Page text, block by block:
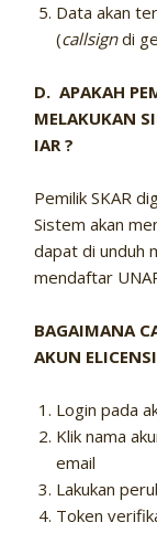
Data akan
(callsigndi
D. APAKAH
MELAKUKAN
IAR ?
Pemilik SKAR
Sistem akan
dapat di unduh
mendaftar
BAGAIMANA
AKUN
Login pada
Klik nama
email
Lakukan
Token